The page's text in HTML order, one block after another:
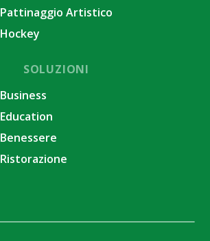
Pattinaggio Artistico
Hockey
SOLUZIONI
Business
Education
Benessere
Ristorazione